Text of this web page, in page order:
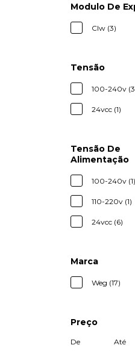
Modulo De
Clw (3)
Tensão
100-240v
24vcc (1)
Tensão De
Alimentação
100-240v (1)
110-220v (1)
24vcc (6)
Marca
Weg (17)
Preço
De Até